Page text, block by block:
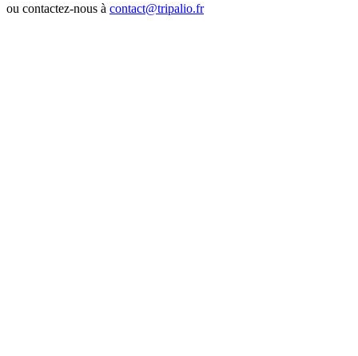
ou contactez-nous à contact@tripalio.fr